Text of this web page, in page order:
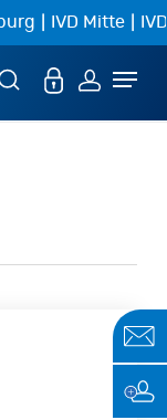
| IVD Mitte |